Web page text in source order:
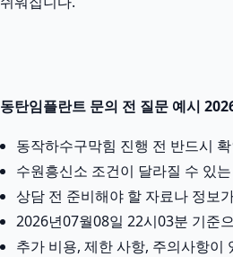
동탄임플란트 문의 전 질문 예시
동작하수구막힘 진행 전 반드시
수원흥신소 조건이 달라질 수 있
상담 전 준비해야 할 자료나 정보
2026년07월08일 22시03분 기준
추가 비용, 제한 사항, 주의사항이